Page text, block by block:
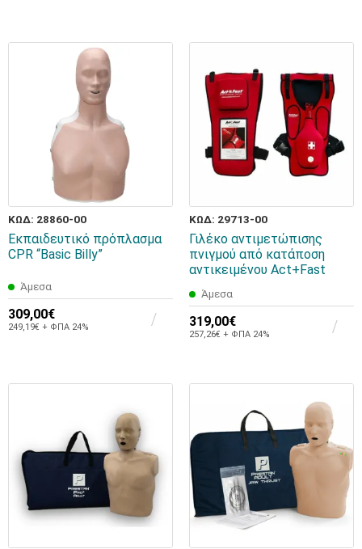
ΚΩΔ: 28860-00
Εκπαιδευτικό πρόπλασμα
CPR “Basic Billy”
Άμεσα
309,00€
249,19€ + ΦΠΑ 24%
ΚΩΔ: 29713-00
Γιλέκο αντιμετώπισης
πνιγμού από κατάποση
αντικειμένου Act+Fast
Άμεσα
319,00€
257,26€ + ΦΠΑ 24%